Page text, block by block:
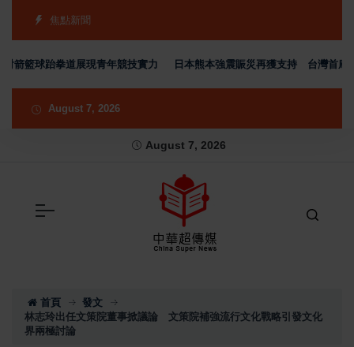
焦點新聞
球跆拳道展現青年競技實力 日本熊本強震賑災再獲支持 台灣首廟天壇
August 7, 2026
August 7, 2026
首頁
發文
林志玲出任文策院董事掀議論 文策院補強流行文化戰略引發文化
界兩極討論